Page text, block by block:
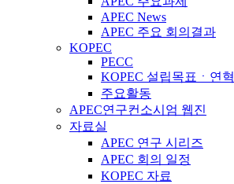
APEC News
APEC 주요 회의결과
KOPEC
PECC
KOPEC 설립목표ㆍ연혁
주요활동
APEC연구컨소시엄 웹진
자료실
APEC 연구 시리즈
APEC 회의 일정
KOPEC 자료